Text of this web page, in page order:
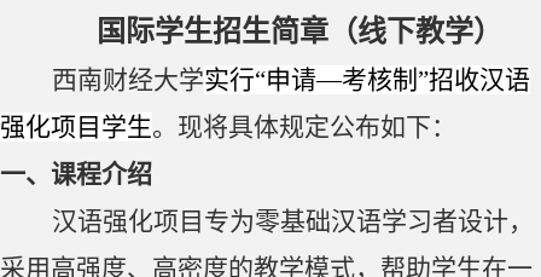
国际学生招生简章（线下教学）
西南财经大学实行“申请—考核制”招收汉语
强化项目学生。现将具体规定公布如下：
一、课程介绍
汉语强化项目专为零基础汉语学习者设计，
采用高强度、高密度的教学模式，帮助学生在一